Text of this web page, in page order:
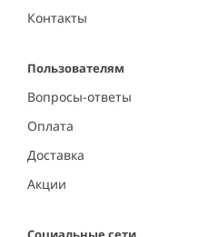
Контакты
Пользователям
Вопросы-ответы
Оплата
Доставка
Акции